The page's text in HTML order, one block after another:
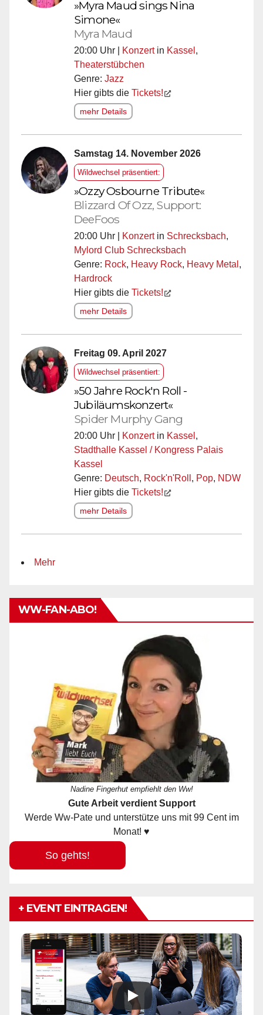
»Myra Maud sings Nina
Simone«
Myra Maud
20:00 Uhr | Konzertin Kassel ,
Theaterstübchen
Genre: Jazz
Hier gibts die Tickets!
mehr Details
Samstag 14. November 2026
Wildwechsel präsentiert:
»Ozzy Osbourne Tribute«
Blizzard Of Ozz, Support:
DeeFoos
20:00 Uhr | Konzertin Schrecksbach,
Mylord Club Schrecksbach
Genre: Rock, Heavy Rock, Heavy Metal ,
Hardrock
Hier gibts die Tickets!
mehr Details
Freitag 09. April 2027
Wildwechsel präsentiert:
»50 Jahre Rock'n Roll -
Jubiläumskonzert«
Spider Murphy Gang
20:00 Uhr | Konzertin Kassel ,
Stadthalle Kassel / Kongress Palais
Kassel
Genre: Deutsch, Rock'n'Roll , Pop, NDW
Hier gibts die Tickets!
mehr Details
Mehr
WW-FAN-ABO!
Nadine Fingerhut empfiehlt den Ww!
Gute Arbeit verdient Support
Werde Ww-Pate und unterstütze uns mit 99 Cent im
Monat! ♥
So gehts!
+ EVENT EINTRAGEN!